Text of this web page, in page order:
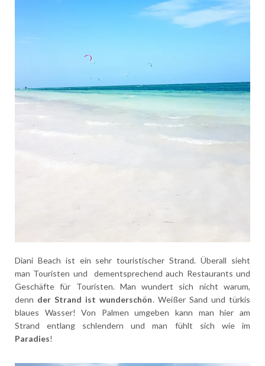
Diani Beach ist ein sehr touristischer Strand. Überall sieht
man Touristen und
dementsprechend auch Restaurants und
Geschäfte für Touristen. Man wundert sich nicht warum,
denn der Strand ist wunderschön. Weißer Sand und türkis
blaues Wasser! Von Palmen umgeben kann man hier am
Strand entlang schlendern und man fühlt sich wie im
Paradies!